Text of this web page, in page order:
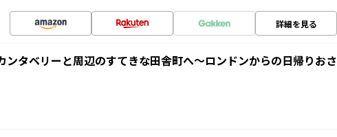
詳細を見る
ンタベリーと周辺のすてきな田舎町へ～ロンドンからの日帰りおさ